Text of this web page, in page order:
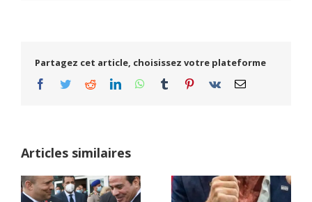
Partagez cet article, choisissez votre plateforme
Facebook
TwitterRedditLinkedInWhatsApp
Tumblr Pinterest
Vk Email
Articles similaires